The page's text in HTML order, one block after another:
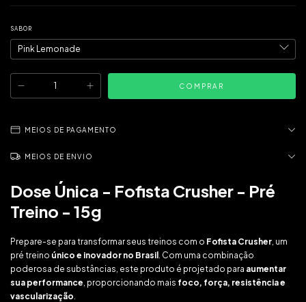
SABOR
MEIOS DE PAGAMENTO
MEIOS DE ENVIO
Dose Única - Fofista Crusher - Pré
Treino - 15g
Prepare-se para transformar seus treinos com o Fofista Crusher , um
pré treino único e inovador no Brasil . Com uma combinação
poderosa de substâncias, este produto é projetado para aumentar
sua performance , proporcionando mais foco, força, resistência e
vascularização